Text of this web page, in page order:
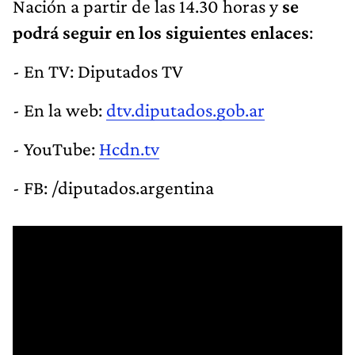
Nación a partir de las 14.30 horas yse
podrá seguir en los siguientes enlaces:
- En TV: Diputados TV
- En la web: dtv.diputados.gob.ar
- YouTube: Hcdn.tv
- FB: /diputados.argentina